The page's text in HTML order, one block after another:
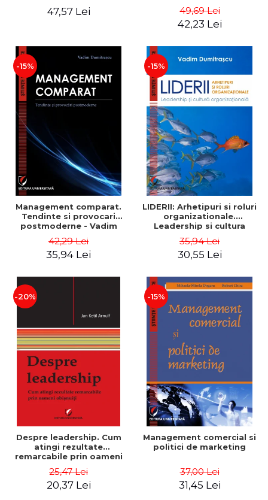
47,57 Lei
comportamentala - Vadim
Dumitrascu
49,69 Lei
42,23 Lei
-15%
Management comparat.
Tendinte si provocari
postmoderne - Vadim
42,29 Lei
35,94 Lei
-15%
LIDERII: Arhetipuri si roluri
organizationale.
Leadership si cultura
Dumitrascu
35,94 Lei
30,55 Lei
-20%
Despre leadership. Cum
atingi rezultate
remarcabile prin oameni
25,47 Lei
20,37 Lei
-15%
Management comercial si
politici de marketing
37,00 Lei
31,45 Lei